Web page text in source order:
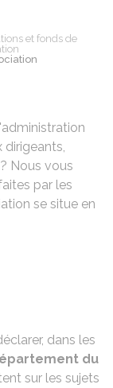
et fonds de
dirigeants,
Nous vous
par les
se situe en
dans les
du
sur les sujets